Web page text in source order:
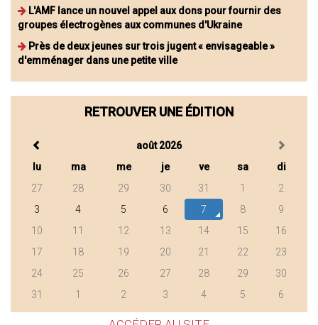
L'AMF lance un nouvel appel aux dons pour fournir des
groupes électrogènes aux communes d'Ukraine
Près de deux jeunes sur trois jugent « envisageable »
d'emménager dans une petite ville
RETROUVER UNE ÉDITION
août 2026
lu
ma me je ve sa
di
27
28 29 30 31 1
2
3
4 5 6 7 8
9
10
11 12 13 14 15
16
17
18 19 20 21 22
23
24
25 26 27 28 29
30
31
1 2 3 4 5 6